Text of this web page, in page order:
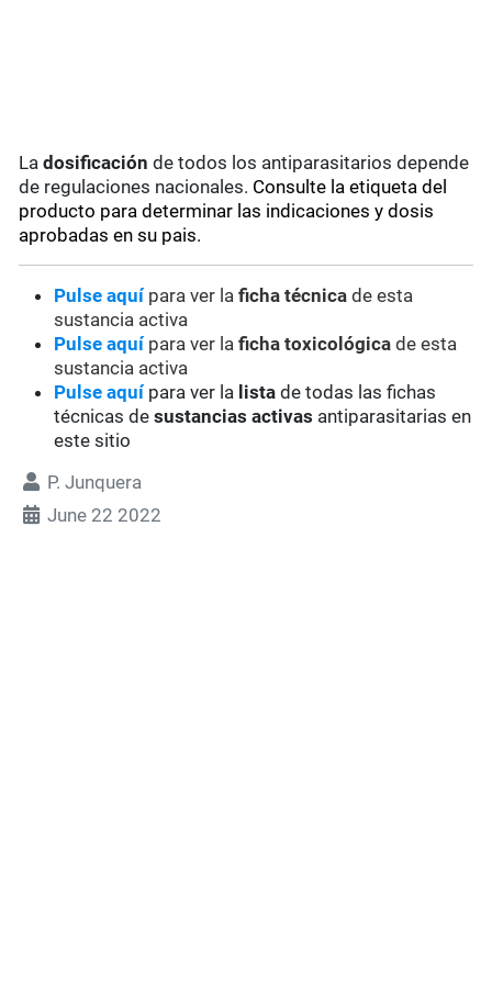
Ladosificación de todos los antiparasitarios depende
de regulaciones nacionales. Consulte la etiqueta del
producto para determinar las indicaciones y dosis
aprobadas en su pais.
Pulse aquípara ver laficha técnica de esta
sustancia activa
Pulse aquípara ver laficha toxicológica de esta
sustancia activa
Pulse aquí para ver la lista de todas las fichas
técnicas desustancias activas antiparasitarias en
este sitio
P. Junquera
June 22 2022